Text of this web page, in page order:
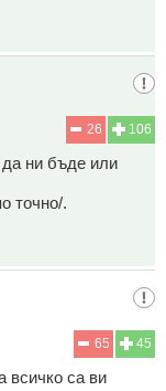
106
26
да ни бъде или
точно/.
45
65
всичко са ви